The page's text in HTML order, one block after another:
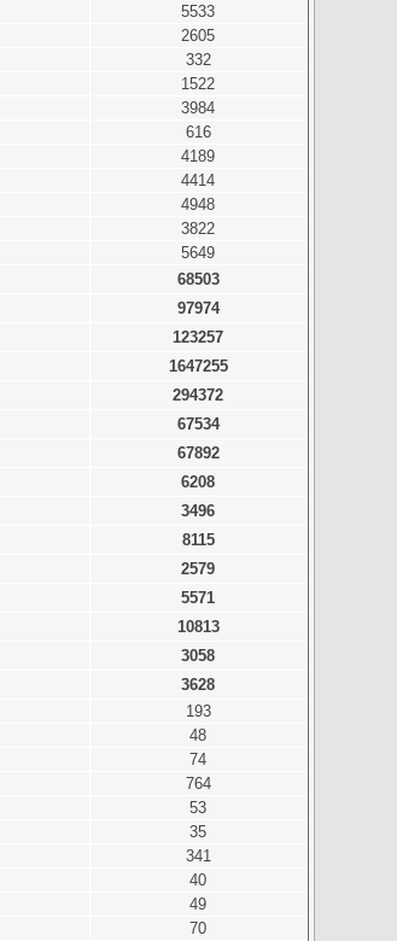
5533
2605
332
1522
3984
616
4189
4414
4948
3822
5649
68503
97974
123257
1647255
294372
67534
67892
6208
3496
8115
2579
5571
10813
3058
3628
193
48
74
764
53
35
341
40
49
70